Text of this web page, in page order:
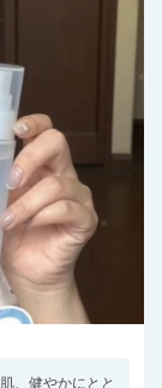
、健やかにとと